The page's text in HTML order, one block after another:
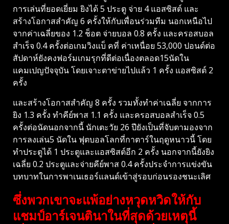
การเล่นที่ยอดเยี่ยม ยิงได้ 5 ประตู จ่าย 4 แอสซิสต์ และ
สร้างโอกาสสำคัญ 6 ครั้งให้กับเพื่อนร่วมทีม นอกเหนือไป
จากค่าเฉลี่ยของ 1.2 ช็อต จ่ายบอล 0.8 ครั้ง และครอสบอล
สำเร็จ 0.4 ครั้งต่อเกมวิงแบ็ คที่ ค่าเหนื่อย 53,000 ปอนด์ต่อ
สัปดาห์ยังคงฟอร์มเกมรุกที่ดีต่อเนื่องตลอด15นัดใน
แคมเปญปัจจุบัน โดยเจาะตาข่ายไปแล้ว 1 ครั้ง แอสซิสต์ 2
ครั้ง
และสร้างโอกาสสำคัญ 8 ครั้ง รวมทั้งทำค่าเฉลี่ย จากการ
ยิง 1.3 ครั้ง ทำคีย์พาส 1.1 ครั้ง และครอสบอลสำเร็จ 0.5
ครั้งต่อนัดนอกจากนี้ นักเตะวัย 26 ปียังเป็นที่จับตามองจาก
การลงเล่น5 นัดใน ฟุตบอลโลกที่กาตาร์ในฤดูหนาวนี้ โดย
ทำประตูได้ 1 ประตูและแอสซิสต์อีก 2 ครั้ง นอกจากนี้ยังยิง
เฉลี่ย 0.2 ประตูและจ่ายคีย์พาส 0.4 ครั้งประจำการแข่งขัน
บทบาทในการพาเนเธอร์แลนด์เข้าสู่รอบก่อนรองชนะเลิศ
ซึ่งพวกเขาจะแพ้อย่างหวุดหวิดให้กับ
แชมป์อาร์เจนตินาในที่สุดด้วยเหตุนี้